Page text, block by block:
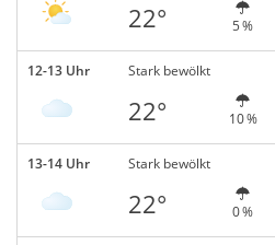
22° 5 %
12-13 Uhr Stark bewölkt
22° 10 %
13-14 Uhr Stark bewölkt
22° 0 %